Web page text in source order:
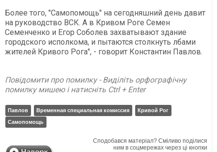
Более того, "Самопомощь" на сегодняшний день давит
на руководство ВСК. А в Кривом Роге Семен
Семенченко и Егор Соболев захватывают здание
городского исполкома, и пытаются столкнуть лбами
жителей Кривого Рога", - говорит Константин Павлов.
Повідомити про помилку - Виділіть орфографічну
помилку мишею і натисніть Ctrl + Enter
Павлов Временная специальная комиссия
Кривой Рог
Самопомощь
Сподобався матеріал? Сміливо поділися
ним в соцмережах через ці кнопки